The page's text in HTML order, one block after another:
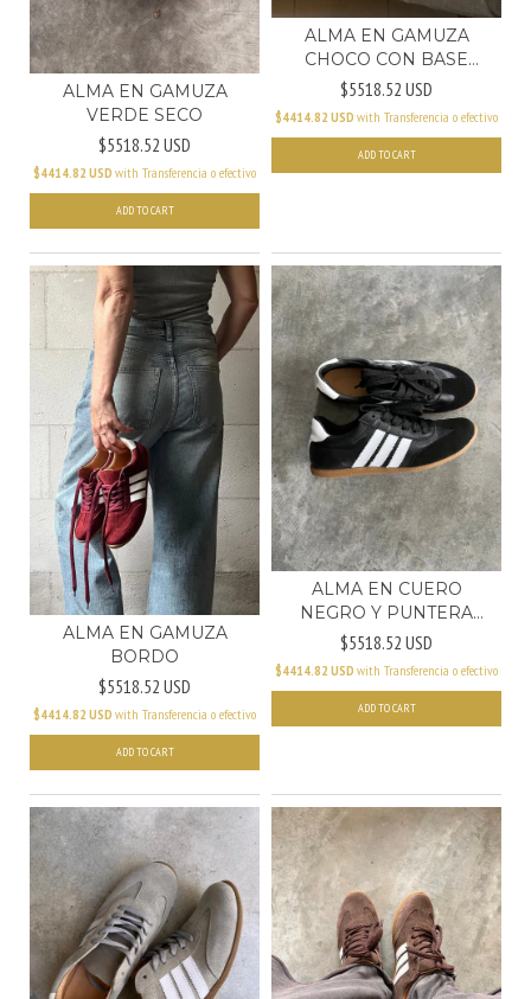
ALMA EN GAMUZA
VERDE SECO
$5518.52 USD
$4414.82 USD with Transferencia o efectivo
ADD TO CART
ALMA EN GAMUZA
CHOCO CON BASE
BLANCA
$5518.52 USD
$4414.82 USD with Transferencia o efectivo
ADD TO CART
ALMA EN GAMUZA
BORDO
$5518.52 USD
$4414.82 USD with Transferencia o efectivo
ADD TO CART
ALMA EN CUERO
NEGRO Y PUNTERA
NEGRA
$5518.52 USD
$4414.82 USD with Transferencia o efectivo
ADD TO CART